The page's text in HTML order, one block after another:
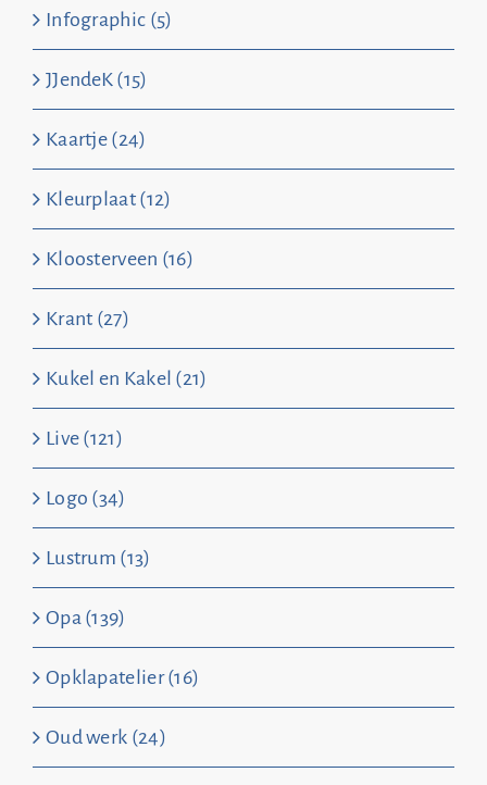
Infographic (5)
JJendeK (15)
Kaartje (24)
Kleurplaat (12)
Kloosterveen (16)
Krant (27)
Kukel en Kakel (21)
Live (121)
Logo (34)
Lustrum (13)
Opa (139)
Opklapatelier (16)
Oud werk (24)